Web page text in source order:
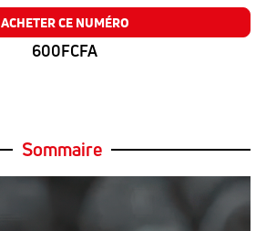
ACHETER CE NUMÉRO
600FCFA
Sommaire